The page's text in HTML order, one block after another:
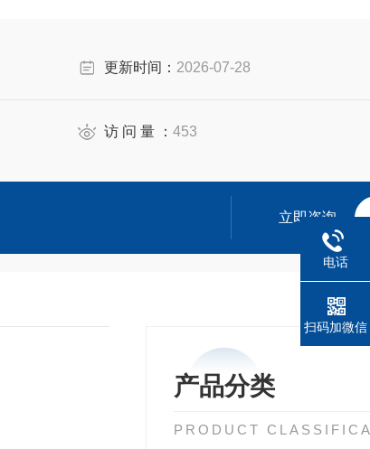
更新时间： 2026-07-28
访 问 量 ：453
立即咨询
产品分类
PRODUCT
电话
扫码加微信